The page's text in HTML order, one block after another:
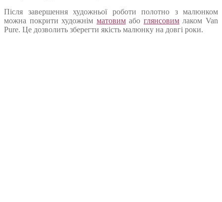
Після завершення художньої роботи полотно з малюнком
можна покрити художнім матовимабо глянсовимлаком Van
Pure. Це дозволить зберегти якість малюнку на довгі роки.